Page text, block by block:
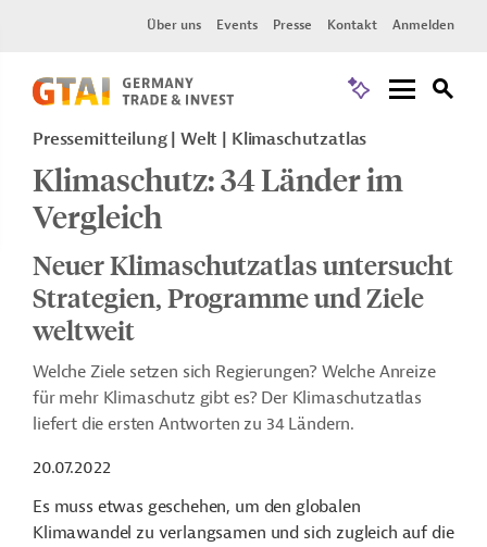
Über uns Events Presse Kontakt Anmelden
Pressemitteilung Welt Klimaschutzatlas
Klimaschutz: 34 Länder im
Vergleich
Neuer Klimaschutzatlas untersucht
Strategien, Programme und Ziele
weltweit
Welche Ziele setzen sich Regierungen? Welche Anreize
für mehr Klimaschutz gibt es? Der Klimaschutzatlas
liefert die ersten Antworten zu 34 Ländern.
20.07.2022
Es muss etwas geschehen, um den globalen
Klimawandel zu verlangsamen und sich zugleich auf die